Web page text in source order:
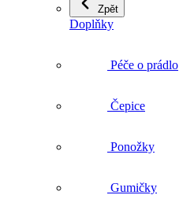
Zpět
Doplňky
Péče o prádlo
Čepice
Ponožky
Gumičky